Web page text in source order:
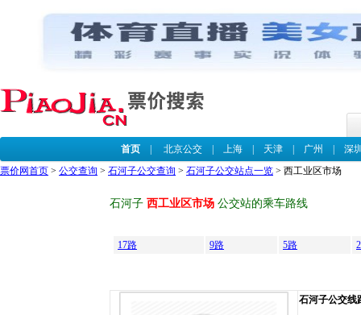
首页| 北京公交| 上海| 天津| 广州
深
票价网首页 > 公交查询 > 石河子公交查询 > 石河子公交站点一览 > 西工业区市场
石河子 西工业区市场 公交站的乘车路线
17路 9路 5路
石河子公交线